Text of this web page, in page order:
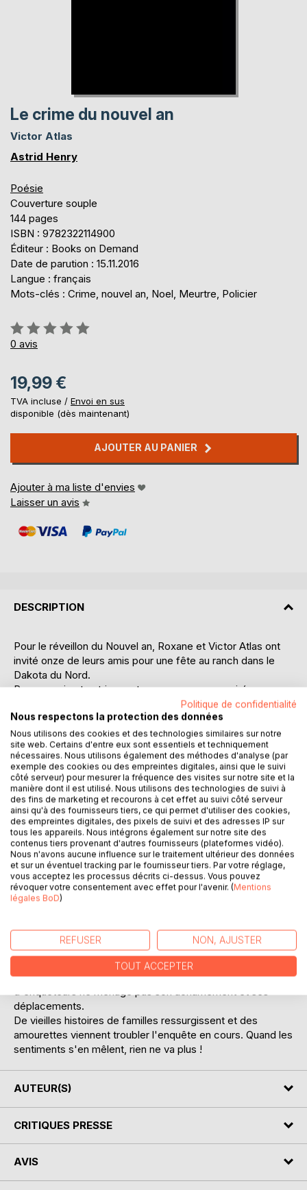
Le crime du nouvel an
Victor Atlas
Astrid Henry
Poésie
Couverture souple
144 pages
ISBN : 9782322114900
Éditeur : Books on Demand
Date de parution : 15.11.2016
Langue : français
Mots-clés : Crime, nouvel an, Noel, Meurtre, Policier
Évaluation:
0%
0 avis
19,99 €
TVA incluse / Envoi en sus
disponible (dès maintenant)
AJOUTER AU PANIER
Ajouter à ma liste d'envies
Laisser un avis
DESCRIPTION
Pour le réveillon du Nouvel an, Roxane et Victor Atlas ont
invité onze de leurs amis pour une fête au ranch dans le
Dakota du Nord.
Roxane qui est actrice, est connue pour ses soirées
exaltantes et les treize convives s'amusent et profitent du
moment.
Victor Atlas, qui est juge d'instance doit aller travailler sur
un dossier dans son bureau qu'il a à son domicile. Le
lendemain matin il est retrouvé mort sur sa chaise. Les
invités deviennent tous des suspects.
Le duo de choc composé de Jude Mark et Maya Foster,
chargé de l'enquête. Maya est très reconnue dans son
travail , et Jude a des compétences indéniables dans la
recherche d'indices et leur analyse. Ils s'entendent bien et
se taquinent continuellement.
Tous les suspects vont être interrogés. Leurs profils sont
très différents et beaucoup ont un mobile pour le meurtre
de leur soi-disant ami.
Ce roman sous forme d'enquête policière nous donne à
suspense est au rendez-vous et les enquêteurs iront de
fausses pistes en découvertes jusqu'à la résolution finale.
Dans ce monde où la téléportation existe , les recherches
et les interrogatoires sont complexes à mener et le duo
d'enquêteurs ne ménage pas son acharnement et ses
déplacements.
De vieilles histoires de familles ressurgissent et des
amourettes viennent troubler l'enquête en cours. Quand les
sentiments s'en mêlent, rien ne va plus !
AUTEUR(S)
CRITIQUES PRESSE
AVIS
Politique de confidentialité
Nous respectons la protection des données
Nous utilisons des cookies et des technologies similaires sur notre
site web. Certains d'entre eux sont essentiels et techniquement
nécessaires. Nous utilisons également des méthodes d'analyse (par
exemple des cookies ou des empreintes digitales, ainsi que le suivi
côté serveur) pour mesurer la fréquence des visites sur notre site et la
manière dont il est utilisé. Nous utilisons des technologies de suivi à
des fins de marketing et recourons à cet effet au suivi côté serveur
ainsi qu'à des fournisseurs tiers, ce qui permet d'utiliser des cookies,
des empreintes digitales, des pixels de suivi et des adresses IP sur
tous les appareils. Nous intégrons également sur notre site des
contenus tiers provenant d'autres fournisseurs (plateformes vidéo).
Nous n'avons aucune influence sur le traitement ultérieur des données
et sur un éventuel tracking par le fournisseur tiers. Par votre réglage,
vous acceptez les processus décrits ci-dessus. Vous pouvez
révoquer votre consentement avec effet pour l'avenir. (Mentions
légales BoD)
REFUSER NON, AJUSTER
TOUT ACCEPTER